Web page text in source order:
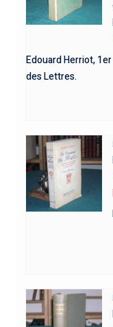
Edouard Herriot,
des Lettres.